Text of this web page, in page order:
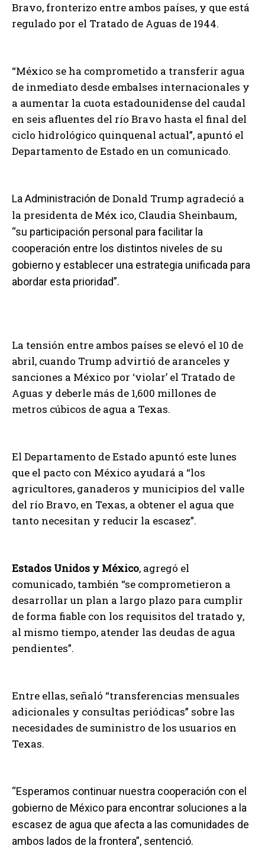
Bravo, fronterizo entre ambos países, y que está
regulado por el Tratado de Aguas de 1944.
“México se ha comprometido a transferir agua
de inmediato desde embalses internacionales y
a aumentar la cuota estadounidense del caudal
en seis afluentes del río Bravo hasta el final del
ciclo hidrológico quinquenal actual”, apuntó el
Departamento de Estado en un comunicado.
La Administración de Donald Trump agradeció a
la presidenta de Méx ico, Claudia Sheinbaum,
“su participación personal para facilitar la
cooperación entre los distintos niveles de su
gobierno y establecer una estrategia unificada para
abordar esta prioridad”.
La tensión entre ambos países se elevó el 10 de
abril, cuando Trump advirtió de aranceles y
sanciones a México por ‘violar’ el Tratado de
Aguas y deberle más de 1,600 millones de
metros cúbicos de agua a Texas.
El Departamento de Estado apuntó este lunes
que el pacto con México ayudará a “los
agricultores, ganaderos y municipios del valle
del río Bravo, en Texas, a obtener el agua que
tanto necesitan y reducir la escasez”.
Estados Unidos y México, agregó el
comunicado, también “se comprometieron a
desarrollar un plan a largo plazo para cumplir
de forma fiable con los requisitos del tratado y,
al mismo tiempo, atender las deudas de agua
pendientes”.
Entre ellas, señaló “transferencias mensuales
adicionales y consultas periódicas” sobre las
necesidades de suministro de los usuarios en
Texas.
“Esperamos continuar nuestra cooperación con el
gobierno de México para encontrar soluciones a la
escasez de agua que afecta a las comunidades de
ambos lados de la frontera”, sentenció.